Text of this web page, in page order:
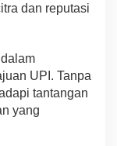
dan reputasi
UPI. Tanpa
dapi tantangan
yang